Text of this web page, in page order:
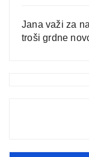
Jana važi za
troši grdne